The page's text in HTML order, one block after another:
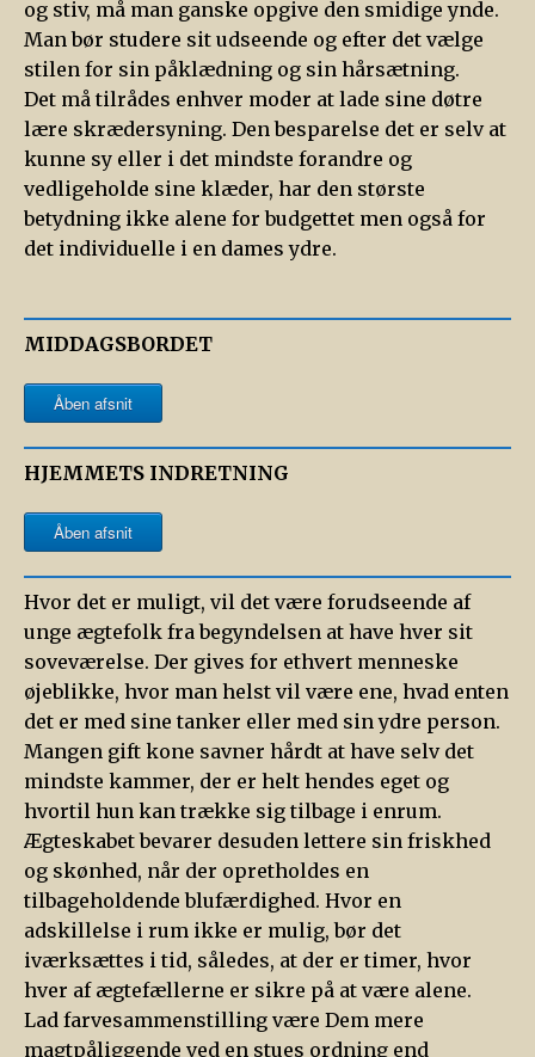
og stiv, må man ganske opgive den smidige ynde.
Man bør studere sit udseende og efter det vælge
stilen for sin påklædning og sin hårsætning.
Det må tilrådes enhver moder at lade sine døtre
lære skrædersyning. Den besparelse det er selv at
kunne sy eller i det mindste forandre og
vedligeholde sine klæder, har den største
betydning ikke alene for budgettet men også for
det individuelle i en dames ydre.
MIDDAGSBORDET
Åben afsnit
HJEMMETS INDRETNING
Åben afsnit
Hvor det er muligt, vil det være forudseende af
unge ægtefolk fra begyndelsen at have hver sit
soveværelse. Der gives for ethvert menneske
øjeblikke, hvor man helst vil være ene, hvad enten
det er med sine tanker eller med sin ydre person.
Mangen gift kone savner hårdt at have selv det
mindste kammer, der er helt hendes eget og
hvortil hun kan trække sig tilbage i enrum.
Ægteskabet bevarer desuden lettere sin friskhed
og skønhed, når der opretholdes en
tilbageholdende blufærdighed. Hvor en
adskillelse i rum ikke er mulig, bør det
iværksættes i tid, således, at der er timer, hvor
hver af ægtefællerne er sikre på at være alene.
Lad farvesammenstilling være Dem mere
magtpåliggende ved en stues ordning end